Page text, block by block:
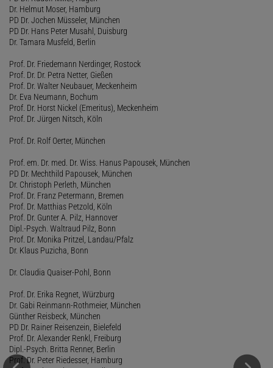
Dr. Helmut Moser, Hamburg
PD Dr. Jochen Müsseler, München
PD Dr. Hans Peter Musahl, Duisburg
Dr. Tamara Musfeld, Berlin
Prof. Dr. Friedemann Nerdinger, Rostock
Prof. Dr. Dr. Petra Netter, Gießen
Prof. Dr. Walter Neubauer, Meckenheim
Dr. Eva Neumann, Bochum
Prof. Dr. Horst Nickel (Emeritus), Meckenheim
Prof. Dr. Jürgen Nitsch, Köln
Prof. Dr. Rolf Oerter, München
Prof. em. Dr. med. Dr. Wiss. Hanus Papousek, München
PD Dr. Mechthild Papousek, München
Dr. Christoph Perleth, München
Prof. Dr. Franz Petermann, Bremen
Prof. Dr. Matthias Petzold, Köln
Prof. Dr. Gunter A. Pilz, Hannover
Dipl.-Psych. Waltraud Pilz, Bonn
Prof. Dr. Monika Pritzel, Landau/Pfalz
Dr. Klaus Puzicha, Bonn
Dr. Claudia Quaiser-Pohl, Bonn
Prof. Dr. Erika Regnet, Würzburg
Dr. Gabi Reinmann-Rothmeier, München
Günther Reisbeck, München
PD Dr. Rainer Reisenzein, Bielefeld
Prof. Dr. Alexander Renkl, Freiburg
Dipl.-Psych. Britta Renner, Berlin
Prof. Dr. Peter Riedesser, Hamburg